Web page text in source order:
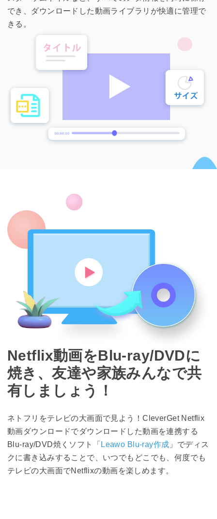
でき、ダウンロードした動画ライブラリが快適に管理で
きる。
Netflix動画をBlu-ray/DVDに
焼き、友達や家族みんなで共
有しましょう！
ネトフリをテレビの大画面で見よう！CleverGet Netflix
動画ダウンロードでダウンロードした動画を連携する
Blu-ray/DVD焼くソフト「 Leawo Blu-ray作成 」でディス
クに書き込みすることで、いつでもどこでも、何度でも
テレビの大画面でNetflixの動画を楽しめます。